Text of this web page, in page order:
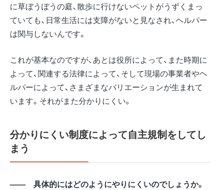
に草ぼうぼうの庭、散歩に行けないペットがうずくまっ
ていても、日常生活には支障がないと見なされ、ヘルパー
は関与しないんです。
これが基本なのですが、あとは役所によって、また時期に
よって、関連する法律によって、そして現場の事業者やヘ
ルパーによって、さまざまなバリエーションが生まれて
います。それがまた分かりにくい。
分かりにくい制度によって自主規制をしてし
まう
―― 具体的にはどのようにやりにくいのでしょうか。